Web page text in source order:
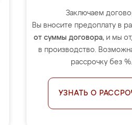
Заключаем
Вы вносите предоплату в
от суммы договора, и мы
в производство.
рассрочку без
УЗНАТЬ О